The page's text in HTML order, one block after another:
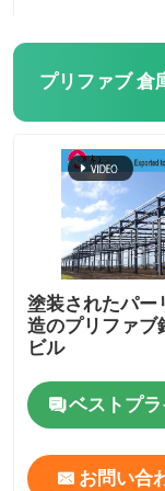
プリファブ 倉
塗装されたパー
造のプリファブ
ビル
ベストプ
お問い合